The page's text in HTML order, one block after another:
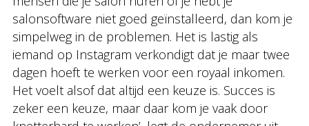
salonsoftware niet goed geïnstalleerd, dan kom je
simpelweg in de problemen. Het is lastig als
iemand op Instagram verkondigt dat je maar twee
dagen hoeft te werken voor een royaal inkomen.
Het voelt alsof dat altijd een keuze is. Succes is
zeker een keuze, maar daar kom je vaak door